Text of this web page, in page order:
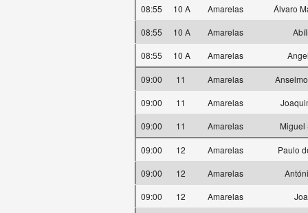
08:55
10 A Amarelas
Álvaro
08:55
10 A Amarelas
08:55
10 A Amarelas
09:00 11 Amarelas
09:00
11 Amarelas
09:00
11 Amarelas Miguel
09:00 12 Amarelas
Paulo
09:00
12 Amarelas
09:00
12 Amarelas